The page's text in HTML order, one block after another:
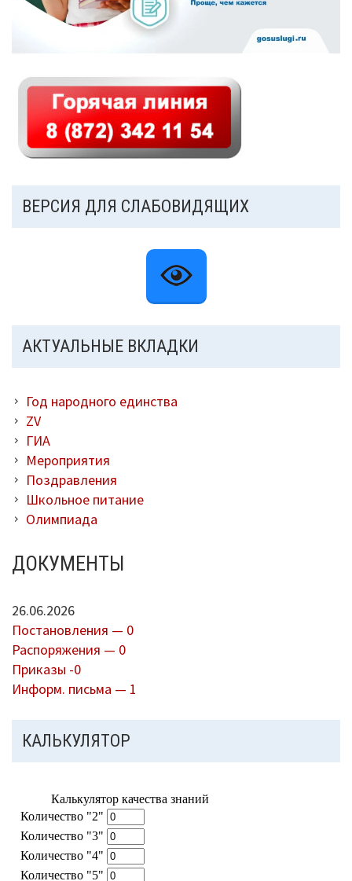
ВЕРСИЯ ДЛЯ СЛАБОВИДЯЩИХ
АКТУАЛЬНЫЕ ВКЛАДКИ
Год народного единства
ZV
ГИА
Мероприятия
Поздравления
Школьное питание
Олимпиада
ДОКУМЕНТЫ
26.06.2026
Постановления — 0
Распоряжения — 0
Приказы -0
Информ. письма — 1
КАЛЬКУЛЯТОР